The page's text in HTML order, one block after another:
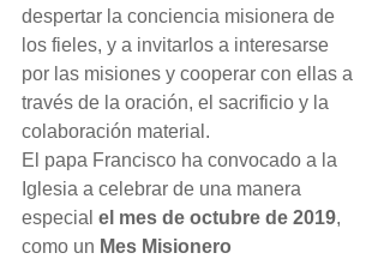
despertar la conciencia misionera de
los fieles, y a invitarlos a interesarse
por las misiones y cooperar con ellas a
través de la oración, el sacrificio y la
colaboración material.
El papa Francisco ha convocado a la
Iglesia a celebrar de una manera
especial el mes de octubre de 2019,
como un Mes Misionero